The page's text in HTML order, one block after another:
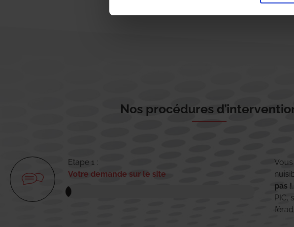
Nos procédures
Etape 1 :
Votre demande sur le site
pas !
PIC,